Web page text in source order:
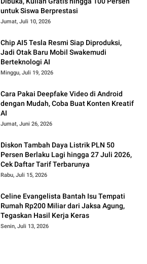
untuk Siswa Berprestasi
Jumat, Juli 10, 2026
Chip AI5 Tesla Resmi Siap Diproduksi,
Jadi Otak Baru Mobil Swakemudi
Berteknologi AI
Minggu, Juli 19, 2026
Cara Pakai Deepfake Video di Android
dengan Mudah, Coba Buat Konten Kreatif
AI
Jumat, Juni 26, 2026
Diskon Tambah Daya Listrik PLN 50
Persen Berlaku Lagi hingga 27 Juli 2026,
Cek Daftar Tarif Terbarunya
Rabu, Juli 15, 2026
Celine Evangelista Bantah Isu Tempati
Rumah Rp200 Miliar dari Jaksa Agung,
Tegaskan Hasil Kerja Keras
Senin, Juli 13, 2026